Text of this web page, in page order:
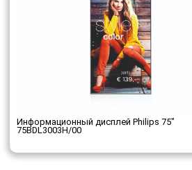
Информационный дисплей Philips 75"
75BDL3003H/00